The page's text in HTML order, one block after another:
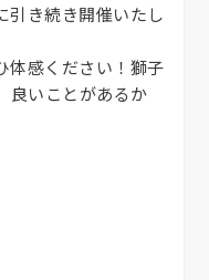
引き続き開催いたし
体感ください！獅子
良いことがあるか